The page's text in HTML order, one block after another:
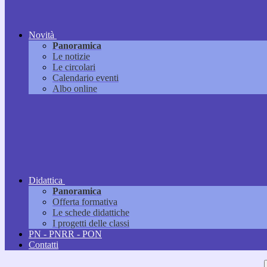
Novità
Panoramica
Le notizie
Le circolari
Calendario eventi
Albo online
Didattica
Panoramica
Offerta formativa
Le schede didattiche
I progetti delle classi
PN - PNRR - PON
Contatti